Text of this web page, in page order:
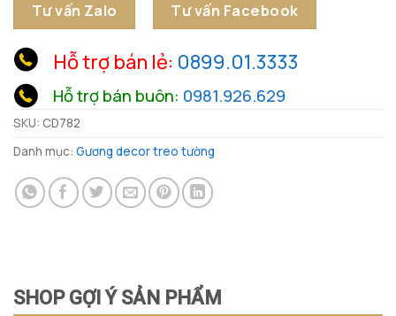
Tư vấn Zalo Tư vấn Facebook
Hỗ trợ bán lẻ: 0899.01.3333
Hỗ trợ bán buôn: 0981.926.629
SKU: CD782
Danh mục: Gương decor treo tường
SHOP GỢI Ý SẢN PHẨM